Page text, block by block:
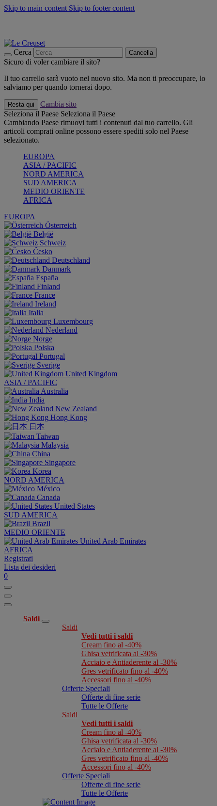
Skip to main content Skip to footer content
Cerca Cancella
Sicuro di voler cambiare il sito?
Il tuo carrello sarà vuoto nel nuovo sito. Ma non ti preoccupare, lo
salviamo per quando tornerai dopo.
Resta qui
Cambia sito
Seleziona il Paese Seleziona il Paese
Cambiando Paese rimuovi tutti i contenuti dal tuo carrello. Gli
articoli comprati online possono essere spediti solo nel Paese
selezionato.
EUROPA
ASIA / PACIFIC
NORD AMERICA
SUD AMERICA
MEDIO ORIENTE
AFRICA
EUROPA
Österreich
België
Schweiz
Česko
Deutschland
Danmark
España
Finland
France
Ireland
Italia
Luxembourg
Nederland
Norge
Polska
Portugal
Sverige
United Kingdom
ASIA / PACIFIC
Australia
India
New Zealand
Hong Kong
日本
Taiwan
Malaysia
China
Singapore
Korea
NORD AMERICA
México
Canada
United States
SUD AMERICA
Brazil
MEDIO ORIENTE
United Arab Emirates
AFRICA
Registrati
Lista dei desideri
0
Saldi
Saldi
Vedi tutti i saldi
Cream fino al -40%
Ghisa vetrificata al -30%
Acciaio e Antiaderente al -30%
Gres vetrificato fino al -40%
Accessori fino al -40%
Offerte Speciali
Offerte di fine serie
Tutte le Offerte
Saldi
Vedi tutti i saldi
Cream fino al -40%
Ghisa vetrificata al -30%
Acciaio e Antiaderente al -30%
Gres vetrificato fino al -40%
Accessori fino al -40%
Offerte Speciali
Offerte di fine serie
Tutte le Offerte